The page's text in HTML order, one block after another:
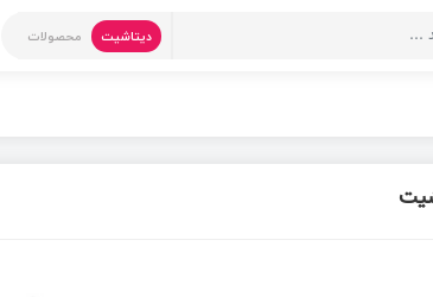
دیتاشیت محصولات